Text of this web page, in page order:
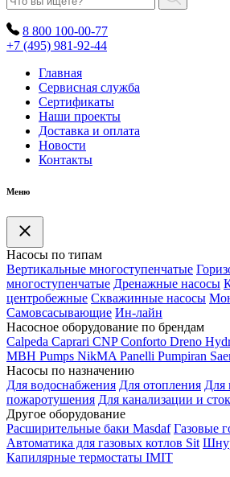
8 800 100-00-77
+7 (495) 981-92-44
Главная
Сервисная служба
Сертификаты
Наши проекты
Доставка и оплата
Новости
Контакты
Меню
Насосы по типам
Вертикальные многоступенчатые
многоступенчатые Дренажные насосы
центробежные Скважинные насосы
Самовсасывающие Ин-лайн
Насосное оборудование по брендам
Calpeda Caprari CNP Conforto Dreno
MBH Pumps NikMA Panelli Pumpiran
Насосы по назначению
Для водоснабжения Для отопления Для
пожаротушения Для канализации и
Другое оборудование
Расширительные баки Masdaf Газовые
Автоматика для газовых котлов Sit
Капилярные термостаты IMIT